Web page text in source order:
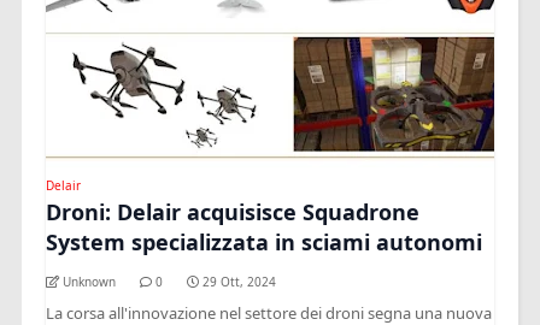
Delair
Droni: Delair acquisisce Squadrone
System specializzata in sciami autonomi
Unknown 0 29 Ott, 2024
La corsa all'innovazione nel settore dei droni segna una nuova